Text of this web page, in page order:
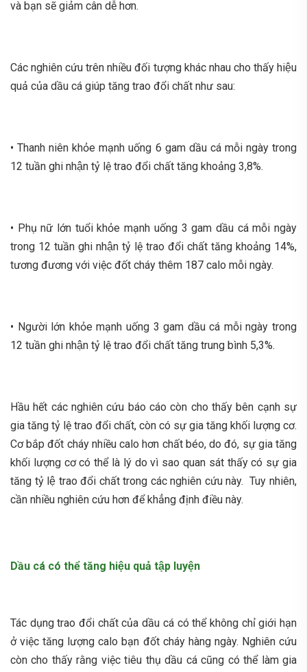
và bạn sẽ giảm cân dễ hơn.
Các nghiên cứu trên nhiều đối tượng khác nhau cho thấy hiệu
quả của dầu cá giúp tăng trao đổi chất như sau:
• Thanh niên khỏe mạnh uống 6 gam dầu cá mỗi ngày trong
12 tuần ghi nhận tỷ lệ trao đổi chất tăng khoảng 3,8%.
• Phụ nữ lớn tuổi khỏe mạnh uống 3 gam dầu cá mỗi ngày
trong 12 tuần ghi nhận tỷ lệ trao đổi chất tăng khoảng 14%,
tương đương với việc đốt cháy thêm 187 calo mỗi ngày.
• Người lớn khỏe mạnh uống 3 gam dầu cá mỗi ngày trong
12 tuần ghi nhận tỷ lệ trao đổi chất tăng trung bình 5,3%.
Hầu hết các nghiên cứu báo cáo còn cho thấy bên cạnh sự
gia tăng tỷ lệ trao đổi chất, còn có sự gia tăng khối lượng cơ.
Cơ bắp đốt cháy nhiều calo hơn chất béo, do đó, sự gia tăng
khối lượng cơ có thể là lý do vì sao quan sát thấy có sự gia
tăng tỷ lệ trao đổi chất trong các nghiên cứu này. Tuy nhiên,
cần nhiều nghiên cứu hơn để khẳng định điều này.
Dầu cá có thể tăng hiệu quả tập luyện
Tác dụng trao đổi chất của dầu cá có thể không chỉ giới hạn
ở việc tăng lượng calo bạn đốt cháy hàng ngày. Nghiên cứu
còn cho thấy rằng việc tiêu thụ dầu cá cũng có thể làm gia